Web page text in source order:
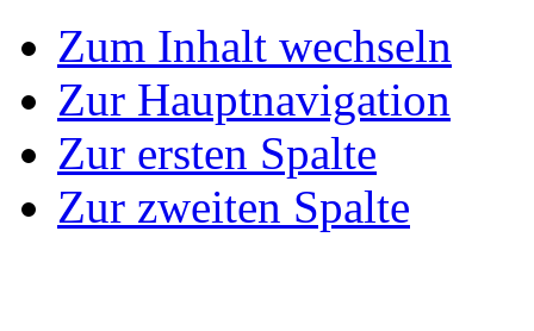
Zum Inhalt wechseln
Zur Hauptnavigation
Zur ersten Spalte
Zur zweiten Spalte